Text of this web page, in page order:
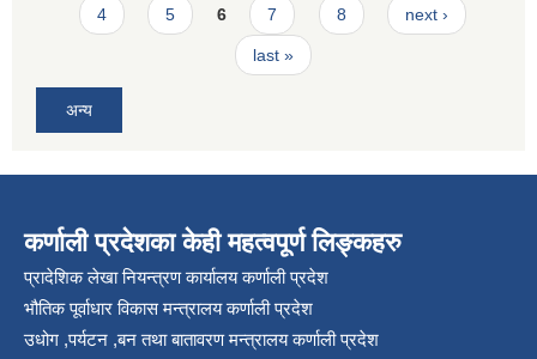
4 5 6 7 8 next ›
last »
अन्य
कर्णाली प्रदेशका केही महत्वपूर्ण लिङ्कहरु
प्रादेशिक लेखा नियन्त्रण कार्यालय कर्णाली प्रदेश
भौतिक पूर्वाधार विकास मन्त्रालय कर्णाली प्रदेश
उधोग ,पर्यटन ,बन तथा बातावरण मन्त्रालय कर्णाली प्रदेश